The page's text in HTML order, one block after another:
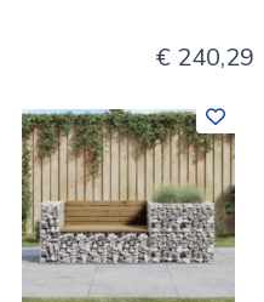
€ 240,29